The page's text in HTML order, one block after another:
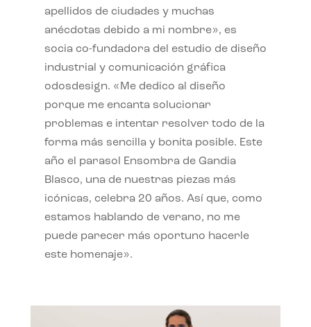
apellidos de ciudades y muchas
anécdotas debido a mi nombre», es
socia co-fundadora del estudio de diseño
industrial y comunicación gráfica
odosdesign. «Me dedico al diseño
porque me encanta solucionar
problemas e intentar resolver todo de la
forma más sencilla y bonita posible. Este
año el parasol Ensombra de Gandia
Blasco, una de nuestras piezas más
icónicas, celebra 20 años. Así que, como
estamos hablando de verano, no me
puede parecer más oportuno hacerle
este homenaje».